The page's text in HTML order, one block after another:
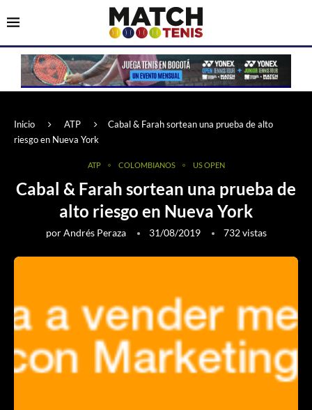
Inicio ATP
Cabal & Farah sortean una prueba de alto
riesgo en Nueva York
ATP COLOMBIANOS US OPEN
Cabal & Farah sortean una prueba de
alto riesgo en Nueva York
porAndrés Peraza 31/08/2019 732vistas